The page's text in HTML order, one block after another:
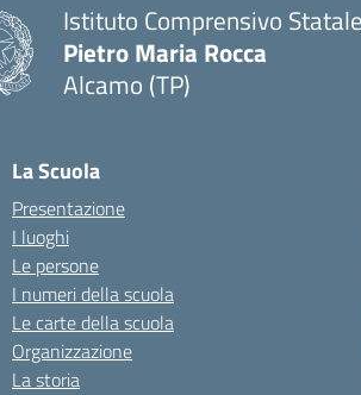
Istituto Comprensivo Statale
Pietro Maria Rocca
Alcamo (TP)
La Scuola
Presentazione
I luoghi
Le persone
I numeri della scuola
Le carte della scuola
Organizzazione
La storia